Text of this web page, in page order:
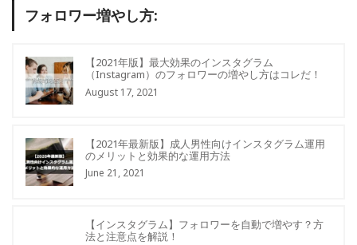
フォロワー増やし方:
【2021年版】最大効果のインスタグラム
（Instagram）のフォロワーの増やし方はコレだ！
August 17, 2021
【2021年最新版】成人男性向けインスタグラム運用
のメリットと効果的な運用方法
June 21, 2021
【インスタグラム】フォロワーを自動で増やす？方
法と注意点を解説！